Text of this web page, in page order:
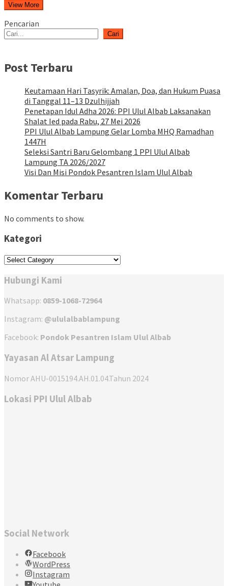
View More
Pencarian
Cari
Post Terbaru
Keutamaan Hari Tasyrik: Amalan, Doa, dan Hukum Puasa
di Tanggal 11–13 Dzulhijjah
Penetapan Idul Adha 2026: PPI Ulul Albab Laksanakan
Shalat Ied pada Rabu, 27 Mei 2026
PPI Ulul Albab Lampung Gelar Lomba MHQ Ramadhan
1447H
Seleksi Santri Baru Gelombang 1 PPI Ulul Albab
Lampung TA 2026/2027
Visi Dan Misi Pondok Pesantren Islam Ulul Albab
Komentar Terbaru
No comments to show.
Kategori
Kategori
Hubungi Kami
Whatsapp: 0859-1068-72964
Instagram: @ululalbablampung
Facebook: Pondok Pesantren Islam Ulul Albab
Yayasan Al Atsar Lampung
Nomor AHU-0015194.AH.01.04.Tahun 2024
Lokasi PPI Ulul Albab
Social Network
Facebook
WordPress
Instagram